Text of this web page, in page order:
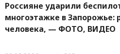
Россияне ударили
многоэтажке в Запорожье:
человека, — ФОТО, ВИДЕО